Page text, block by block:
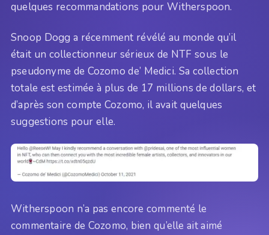
quelques recommandations pour Witherspoon.
Snoop Dogg a récemment révélé au monde qu’il
était un collectionneur sérieux de NTF sous le
pseudonyme de Cozomo de’ Medici. Sa collection
totale est estimée à plus de 17 millions de dollars, et
d’après son compte Cozomo, il avait quelques
suggestions pour elle.
Witherspoon n’a pas encore commenté le
commentaire de Cozomo, bien qu’elle ait aimé